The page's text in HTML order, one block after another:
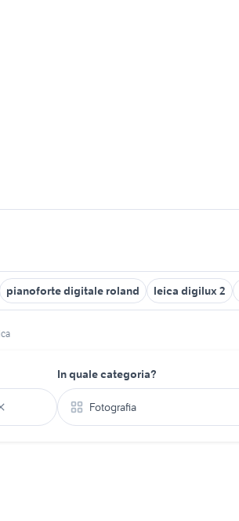
pianoforte digitale roland leica digilux 2
In quale categoria?
Fotografia